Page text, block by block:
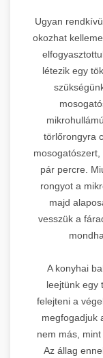
Ugyan
okozhat
létezik egy
törlőrongyra
pár percre.
rongyot a
majd
vesszük a
A konyhai
leejtünk egy
felejteni a
megfogadjuk
nem más,
Az állag